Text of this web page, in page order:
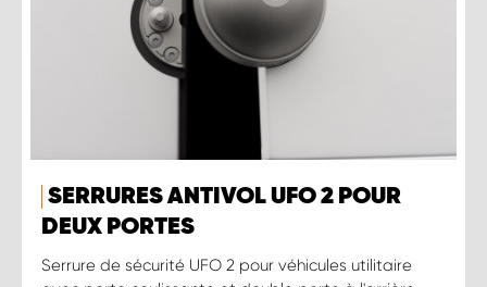
SERRURES ANTIVOL UFO 2 POUR
DEUX PORTES
Serrure de sécurité UFO 2 pour véhicules utilitaire